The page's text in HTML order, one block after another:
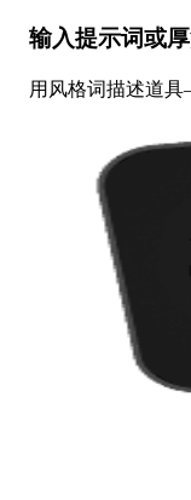
输入提示词或
用风格词描述道